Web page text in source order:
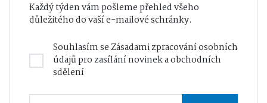
Každý týden vám pošleme přehled všeho
důležitého do vaší e-mailové schránky.
Souhlasím seZásadami zpracování osobních
údajůpro zasílání novinek a obchodních
sdělení